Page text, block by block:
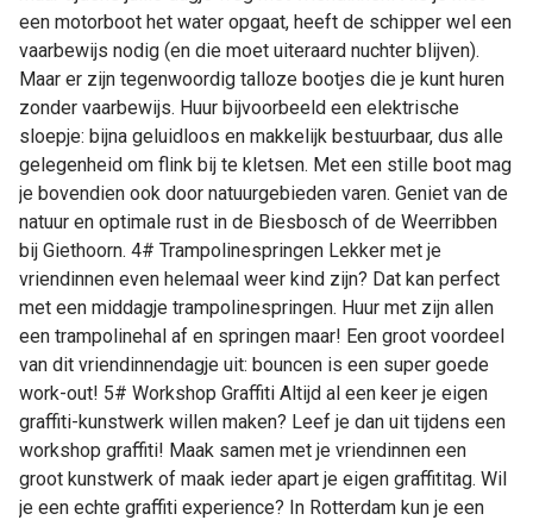
een motorboot het water opgaat, heeft de schipper wel een
vaarbewijs nodig (en die moet uiteraard nuchter blijven).
Maar er zijn tegenwoordig talloze bootjes die je kunt huren
zonder vaarbewijs. Huur bijvoorbeeld een elektrische
sloepje: bijna geluidloos en makkelijk bestuurbaar, dus alle
gelegenheid om flink bij te kletsen. Met een stille boot mag
je bovendien ook door natuurgebieden varen. Geniet van de
natuur en optimale rust in de Biesbosch of de Weerribben
bij Giethoorn. 4# Trampolinespringen Lekker met je
vriendinnen even helemaal weer kind zijn? Dat kan perfect
met een middagje trampolinespringen. Huur met zijn allen
een trampolinehal af en springen maar! Een groot voordeel
van dit vriendinnendagje uit: bouncen is een super goede
work-out! 5# Workshop Graffiti Altijd al een keer je eigen
graffiti-kunstwerk willen maken? Leef je dan uit tijdens een
workshop graffiti! Maak samen met je vriendinnen een
groot kunstwerk of maak ieder apart je eigen graffititag. Wil
je een echte graffiti experience? In Rotterdam kun je een